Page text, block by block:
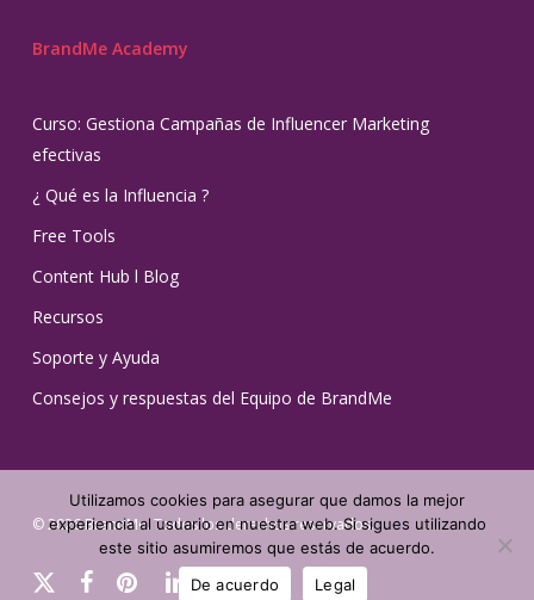
BrandMe Academy
Curso: Gestiona Campañas de Influencer Marketing
efectivas
¿ Qué es la Influencia ?
Free Tools
Content Hub l Blog
Recursos
Soporte y Ayuda
Consejos y respuestas del Equipo de BrandMe
© 2026 BrandMe. Todos los derechos reservados.
x-
facebookpinterestlinkedin youtubeinstagramtiktok
Utilizamos cookies para asegurar que damos la mejor
experiencia al usuario en nuestra web. Si sigues utilizando
este sitio asumiremos que estás de acuerdo.
De acuerdo
Legal